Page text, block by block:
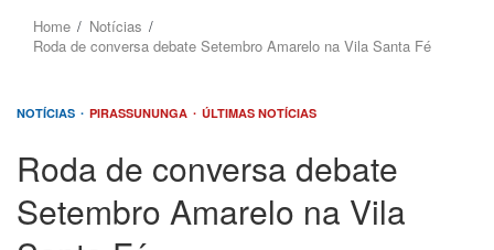
Home
Notícias
Roda de conversa debate Setembro Amarelo na Vila Santa Fé
NOTÍCIAS PIRASSUNUNGA ÚLTIMAS NOTÍCIAS
Roda de conversa debate
Setembro Amarelo na Vila